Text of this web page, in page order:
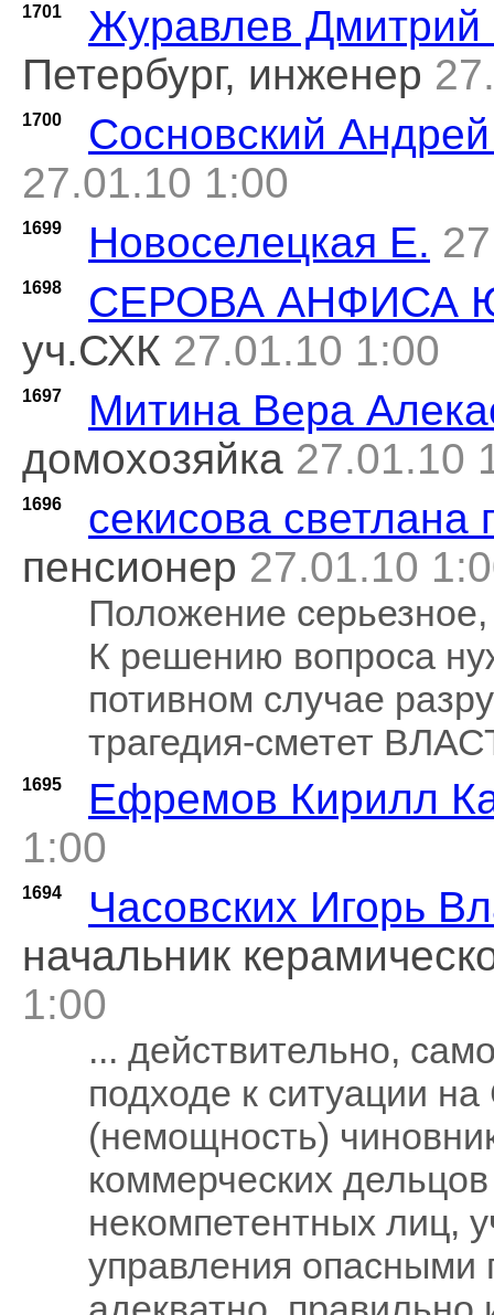
1701
Журавлев Дмитрий
Петербург, инженер
1700
Сосновский
27.01.10 1:00
1699 Новоселецкая Е.
1698
СЕРОВА АНФИСА
уч.СХК 27.01.10 1:00
1697
Митина Вера
домохозяйка 27.01.10
1696
секисова светлана
пенсионер 27.01.10
Положение
К решению вопроса
потивном случае
трагедия-сметет
1695
Ефремов Кирилл
1:00
1694
Часовских Игорь
начальник
1:00
... действительно,
подходе к ситуации
(немощность)
коммерческих
некомпетентных лиц,
управления опасными